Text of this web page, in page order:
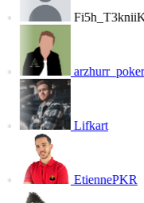
Fi5h_T3kniiK
arzhurr_poker
Lifkart
EtiennePKR